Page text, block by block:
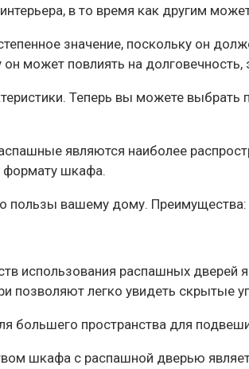
в то время как другим
значение, поскольку он
может повлиять на
Теперь вы можете выбрать
являются наиболее
формату шкафа.
пользы вашему дому. Преимущества:
использования распашных дверей
позволяют легко увидеть скрытые
большего пространства для
шкафа с распашной дверью